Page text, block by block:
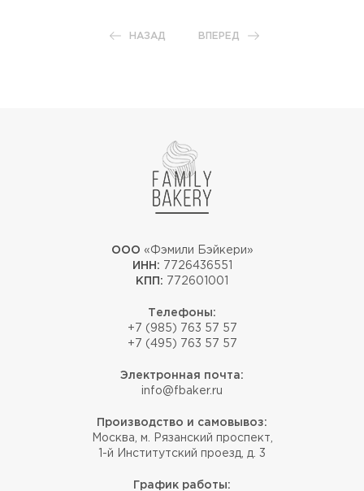
НАЗАД ВПЕРЕД
ООО «Фэмили Бэйкери»
ИНН: 7726436551
КПП: 772601001
Телефоны:
+7 (985) 763 57 57
+7 (495) 763 57 57
Электронная почта:
info@fbaker.ru
Производство и самовывоз:
Москва, м. Рязанский проспект,
1-й Институтский проезд, д. 3
График работы: